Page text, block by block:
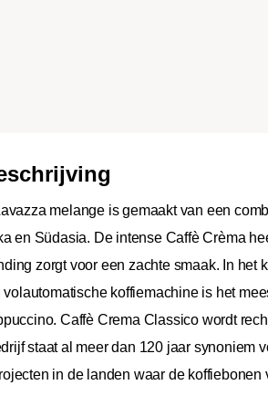
melange is gemaakt van een
en Südasia. De intense Caffè Crèma
zorgt voor een zachte smaak. In
koffiemachine is het
Caffè Crema Classico wordt
staat al meer dan 120 jaar synoniem
in de landen waar de